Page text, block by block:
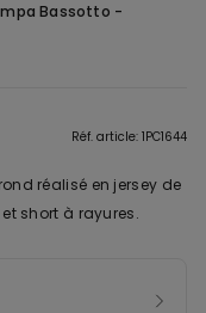
Bassotto -
Réf. article: 1PC1644
réalisé en jersey de
short à rayures.